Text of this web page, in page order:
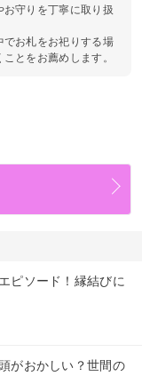
守りを丁寧に取り扱
お札をお祀りする場
とをお薦めします。
ピソード！縁結びに
がおかしい？世間の